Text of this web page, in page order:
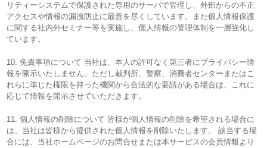
リティーシステムで保護された専用のサーバで管理し、外部からの不正
アクセスや情報の漏洩防止に最善を尽くしています。また個人情報保護
に関する社内外セミナー等を実施し、個人情報の管理体制を一層強化し
ています。
10. 免責事項について 当社は、本人の許可なく第三者にプライバシー情
報を開示いたしません。ただし裁判所、警察、消費者センターまたはこ
れらに準じた権限を持った機関から合法的な要請がある場合は、これに
応じて情報を開示させていただきます。
11. 個人情報の削除について 皆様が個人情報の削除を希望される場合に
は、当社は皆様から提供された個人情報を削除いたします。 該当する場
合には、当社ホームページのお問合せまたは本サービスの会員情報より